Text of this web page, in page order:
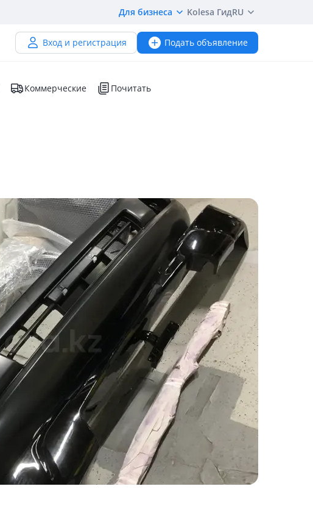
Для бизнеса Kolesa ГидRU
Вход и регистрация Подать объявление
Коммерческие Почитать